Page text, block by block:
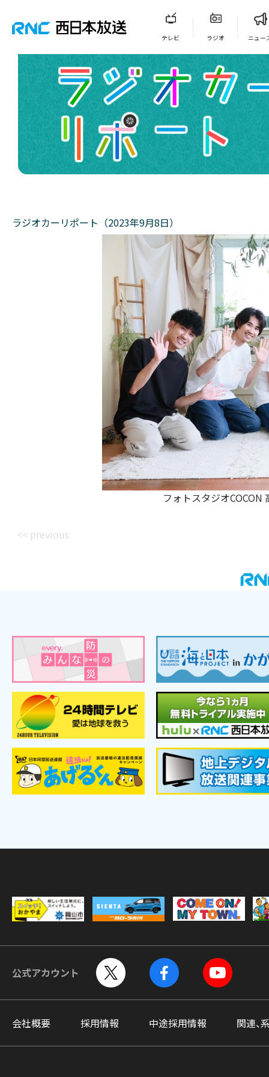
テレビ ラジオ ニュー
ラジオカーリポート（2023年9月8日）
フォトスタジオ
<< previous
公式アカウント
会社概要 採用情報 中途採用情報 関連、